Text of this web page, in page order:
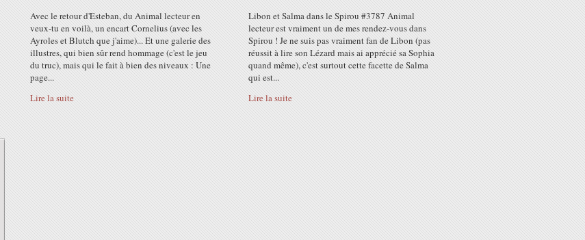
Avec le retour d'Esteban, du Animal lecteur en
veux-tu en voilà, un encart Cornelius (avec les
Ayroles et Blutch que j'aime)... Et une galerie des
illustres, qui bien sûr rend hommage (c'est le jeu
du truc), mais qui le fait à bien des niveaux : Une
page...
Lire la suite
Libon et Salma dans le Spirou #3787 Animal
lecteur est vraiment un de mes rendez-vous dans
Spirou ! Je ne suis pas vraiment fan de Libon (pas
réussit à lire son Lézard mais ai apprécié sa Sophia
quand même), c'est surtout cette facette de Salma
qui est...
Lire la suite